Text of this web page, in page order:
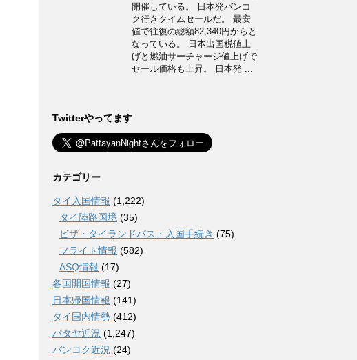
開催している。 日本発バンコ
ク行きタイムセールだ。 最安
値で往復の総額82,340円からと
なっている。 日本出国税値上
げと燃油サーチャージ値上げで
セール価格も上昇。 日本発 ...
Twitterやってます
カテゴリー
タイ入国情報 (1,222)
タイ陸路国境 (35)
ビザ・タイランドパス・入国手続き (75)
フライト情報 (582)
ASQ情報 (17)
各国開国情報 (27)
日本帰国情報 (141)
タイ国内情勢 (412)
パタヤ近況 (1,247)
バンコク近況 (24)